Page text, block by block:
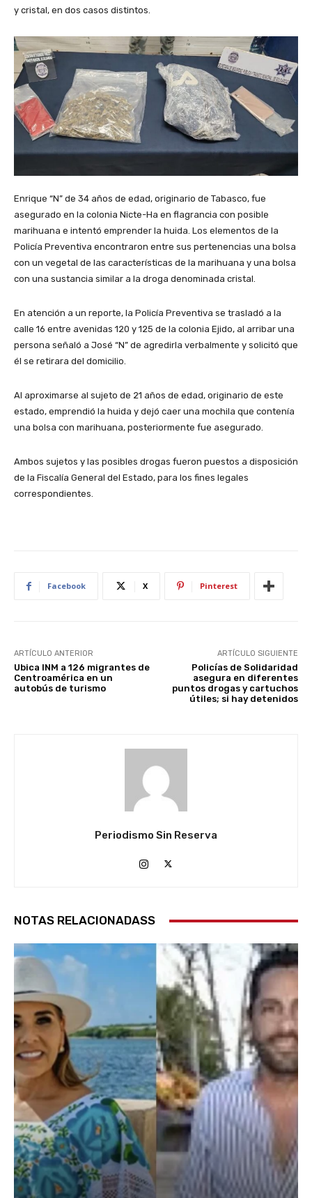
y cristal, en dos casos distintos.
Enrique “N” de 34 años de edad, originario de Tabasco, fue
asegurado en la colonia Nicte-Ha en flagrancia con posible
marihuana e intentó emprender la huida. Los elementos de la
Policía Preventiva encontraron entre sus pertenencias una bolsa
con un vegetal de las características de la marihuana y una bolsa
con una sustancia similar a la droga denominada cristal.
En atención a un reporte, la Policía Preventiva se trasladó a la
calle 16 entre avenidas 120 y 125 de la colonia Ejido, al arribar una
persona señaló a José “N” de agredirla verbalmente y solicitó que
él se retirara del domicilio.
Al aproximarse al sujeto de 21 años de edad, originario de este
estado, emprendió la huida y dejó caer una mochila que contenía
una bolsa con marihuana, posteriormente fue asegurado.
Ambos sujetos y las posibles drogas fueron puestos a disposición
de la Fiscalía General del Estado, para los fines legales
correspondientes.
Facebook X Pinterest
ARTÍCULO ANTERIOR
Ubica INM a 126 migrantes de
Centroamérica en un
autobús de turismo
ARTÍCULO SIGUIENTE
Policías de Solidaridad
asegura en diferentes
puntos drogas y cartuchos
útiles; si hay detenidos
Periodismo Sin Reserva
NOTAS RELACIONADASS